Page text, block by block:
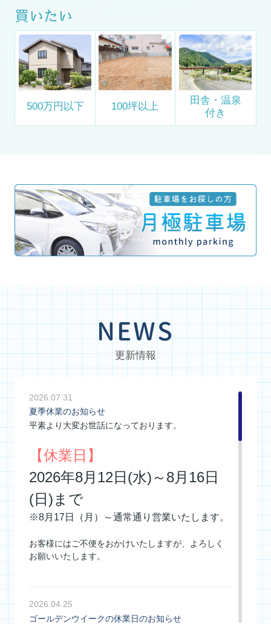
買いたい
500万円以下 100坪以上
田舎・温泉
付き
NEWS
更新情報
2026.07.31
夏季休業のお知らせ
平素より大変お世話になっております。
【休業日】
2026年8月12日(水)～8月16日
(日)まで
※8月17日（月）～通常通り営業いたします。
お客様にはご不便をおかけいたしますが、よろしく
お願いいたします。
2026.04.25
ゴールデンウイークの休業日のお知らせ